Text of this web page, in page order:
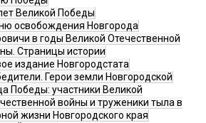
Великой Победы
освобождения Новгорода
в годы Великой Отечественной
Страницы истории
издание Новгородстата
Герои земли Новгородской
Победы: участники Великой
войны и труженики тыла в
жизни Новгородского края